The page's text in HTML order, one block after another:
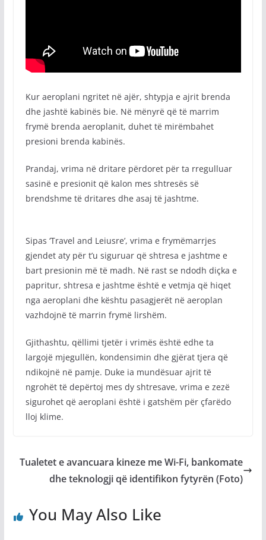
Kur aeroplani ngritet në ajër, shtypja e ajrit brenda
dhe jashtë kabinës bie. Në mënyrë që të marrim
frymë brenda aeroplanit, duhet të mirëmbahet
presioni brenda kabinës.
Prandaj, vrima në dritare përdoret për ta rregulluar
sasinë e presionit që kalon mes shtresës së
brendshme të dritares dhe asaj të jashtme.
Sipas ‘Travel and Leiusre’, vrima e frymëmarrjes
gjendet aty për t’u siguruar që shtresa e jashtme e
bart presionin më të madh. Në rast se ndodh diçka e
papritur, shtresa e jashtme është e vetmja që hiqet
nga aeroplani dhe kështu pasagjerët në aeroplan
vazhdojnë të marrin frymë lirshëm.
Gjithashtu, qëllimi tjetër i vrimës është edhe ta
largojë mjegullën, kondensimin dhe gjërat tjera që
ndikojnë në pamje. Duke ia mundësuar ajrit të
ngrohët të depërtoj mes dy shtresave, vrima e zezë
sigurohet që aeroplani është i gatshëm për çfarëdo
lloj klime.
Tualetet e avancuara kineze me Wi-Fi, bankomate
dhe teknologji që identifikon fytyrën (Foto)
You May Also Like